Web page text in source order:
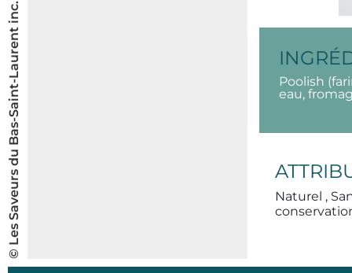
© Les Saveurs du Bas-Saint-Laurent inc.
Poolish
eau,
Naturel ,